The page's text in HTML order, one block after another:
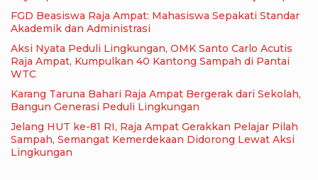
FGD Beasiswa Raja Ampat: Mahasiswa Sepakati Standar
Akademik dan Administrasi
Aksi Nyata Peduli Lingkungan, OMK Santo Carlo Acutis
Raja Ampat, Kumpulkan 40 Kantong Sampah di Pantai
WTC
Karang Taruna Bahari Raja Ampat Bergerak dari Sekolah,
Bangun Generasi Peduli Lingkungan
Jelang HUT ke-81 RI, Raja Ampat Gerakkan Pelajar Pilah
Sampah, Semangat Kemerdekaan Didorong Lewat Aksi
Lingkungan